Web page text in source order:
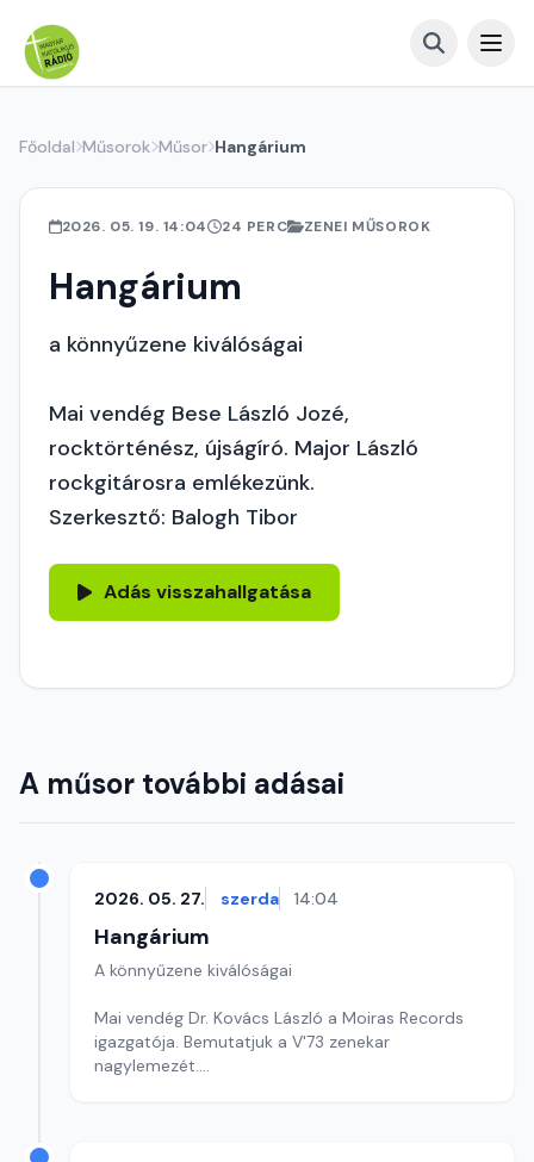
Főoldal Műsorok Műsor Hangárium
2026. 05. 19. 14:04 24 PERC ZENEI MŰSOROK
Hangárium
a könnyűzene kiválóságai
Mai vendég Bese László Jozé,
rocktörténész, újságíró. Major László
rockgitárosra emlékezünk.
Szerkesztő: Balogh Tibor
Adás visszahallgatása
A műsor további adásai
2026. 05. 27. szerda 14:04
Hangárium
A könnyűzene kiválóságai
Mai vendég Dr. Kovács László a Moiras Records
igazgatója. Bemutatjuk a V'73 zenekar
nagylemezét.